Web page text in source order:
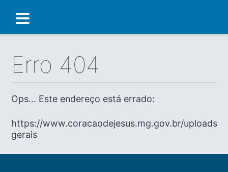
Erro 404
Ops... Este endereço está errado:
https://www.coracaodejesus.mg.gov.br/uploads/
gerais